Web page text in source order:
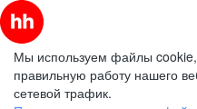
Мы используем файлы cookie,
правильную работу нашего
сетевой трафик.